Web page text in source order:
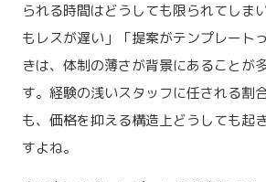
られる時間はどうしても限られてしま
もレスが遅い」「提案がテンプレート
きは、体制の薄さが背景にあることが
す。経験の浅いスタッフに任される割
も、価格を抑える構造上どうしても起
すよね。